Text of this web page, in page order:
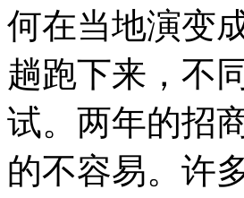
何在当地演变
趟跑下来，不
试。两年的招
的不容易。许